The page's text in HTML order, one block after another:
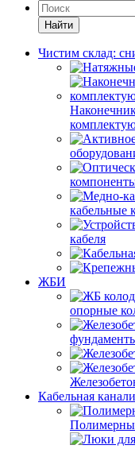
Найти
Чистим склад:
кабельные
кабеля
ЖБИ
опорные
Кабельная